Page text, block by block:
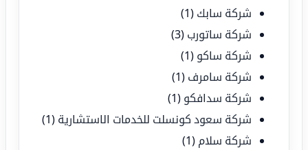
شركة سابك (1)
شركة ساتورب (3)
شركة ساكو (1)
شركة سامرف (1)
شركة سدافكو (1)
شركة سعود كونسلت للخدمات الاستشارية (1)
شركة سلام (1)